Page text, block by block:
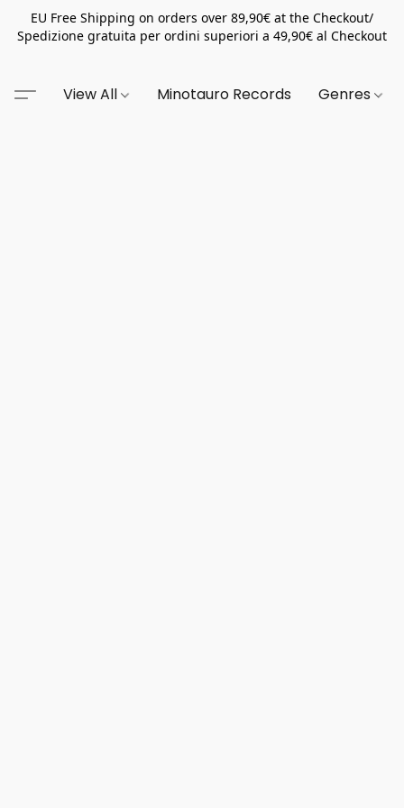
EU Free Shipping on orders over 89,90€ at the Checkout/
Spedizione gratuita per ordini superiori a 49,90€ al Checkout
View All Minotauro Records Genres